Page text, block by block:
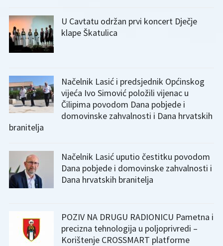
U Cavtatu održan prvi koncert Dječje
klape Škatulica
Načelnik Lasić i predsjednik Općinskog
vijeća Ivo Simović položili vijenac u
Čilipima povodom Dana pobjede i
domovinske zahvalnosti i Dana hrvatskih
branitelja
Načelnik Lasić uputio čestitku povodom
Dana pobjede i domovinske zahvalnosti i
Dana hrvatskih branitelja
POZIV NA DRUGU RADIONICU Pametna i
precizna tehnologija u poljoprivredi –
Korištenje CROSSMART platforme